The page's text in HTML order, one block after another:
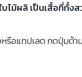
ไม้ผลิ เป็นเสื้อที่ทั้ง
อแทปเลต กดปุ่มด้าน